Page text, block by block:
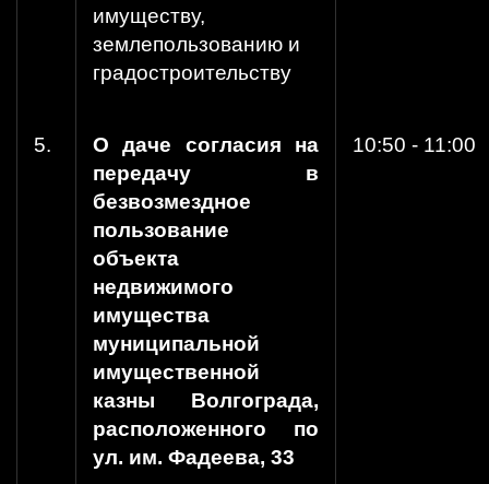
имуществу,
землепользованию и
градостроительству
5.
О даче согласия на
передачу в
безвозмездное
пользование
объекта
недвижимого
имущества
муниципальной
имущественной
казны Волгограда,
расположенного по
ул. им. Фадеева, 33
10:50 - 11:00